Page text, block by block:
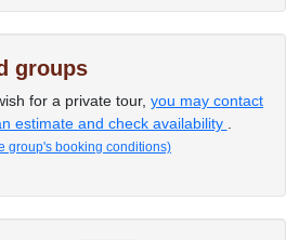
groups
for a private tour, you may contact
estimate and check availability
group's booking conditions)